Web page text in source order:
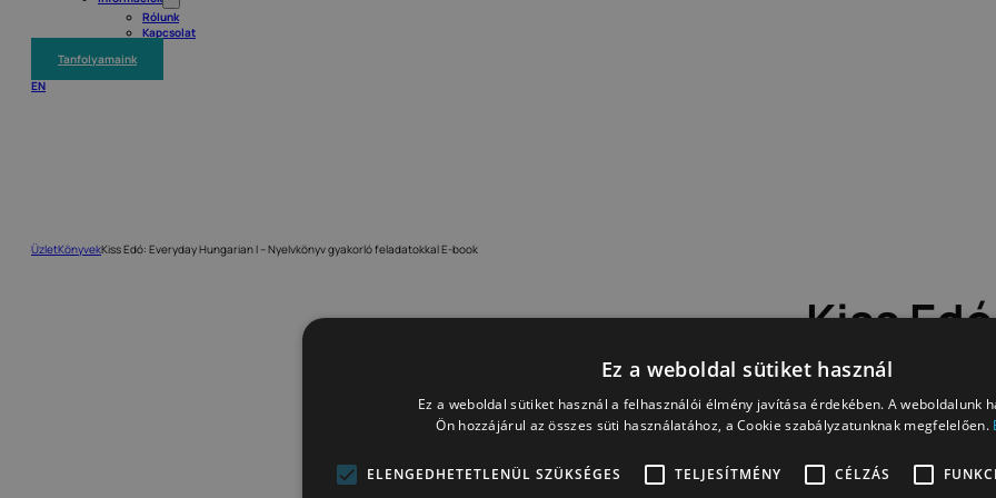
Rólunk
Kapcsolat
Tanfolyamaink
EN
ÜzletKönyvekKiss Edó: Everyday Hungarian I – Nyelvkönyv gyakorló feladatokkal E-book
Kiss
Ez a weboldal sütiket használ
Ez a weboldal sütiket használ a felhasználói élmény javítása érdekében. A weboldalunk
Ön hozzájárul az összes süti használatához, a Cookie szabályzatunknak megfelelően.
ELENGEDHETETLENÜL SZÜKSÉGES TELJESÍTMÉNY CÉLZÁS